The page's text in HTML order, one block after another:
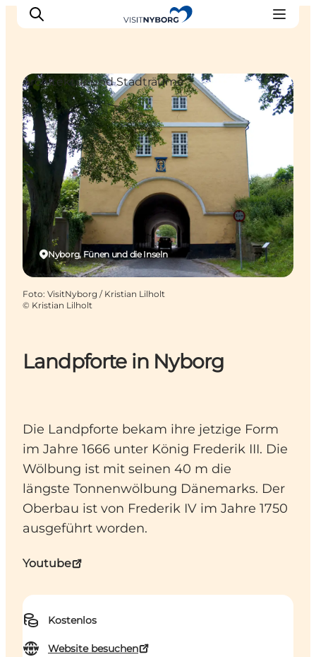
Erlebnisse in Nyborg
Outdoor
Veranstaltungen
Übernachtung
Reiseplanung
Buchen & kaufen
Landpforte in Nyborg
Die Landpforte bekam ihre jetzige Form
im Jahre 1666 unter König Frederik III. Die
Wölbung ist mit seinen 40 m die
längste Tonnenwölbung Dänemarks. Der
Oberbau ist von Frederik IV im Jahre 1750
ausgeführt worden.
Youtube
Kostenlos
Website besuchen
Nyborg, Fünen und die Inseln
Architektur und Stadträume
Foto: VisitNyborg / Kristian Lilholt
© Kristian Lilholt